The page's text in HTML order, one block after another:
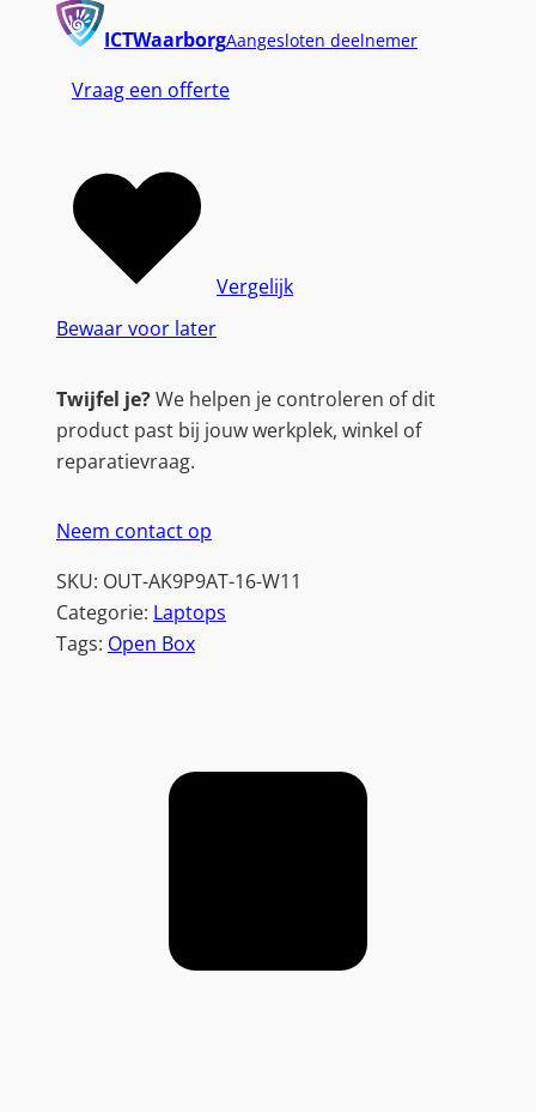
ICTWaarborgAangesloten deelnemer
Vraag een offerte
Bewaar voor later
Vergelijk
Twijfel je?We helpen je controleren of dit
product past bij jouw werkplek, winkel of
reparatievraag.
Neem contact op
SKU: OUT-AK9P9AT-16-W11
Categorie: Laptops
Tags: Open Box